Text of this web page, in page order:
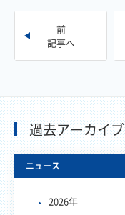
前
記事へ
過去アーカイブ
ニュース
2026年